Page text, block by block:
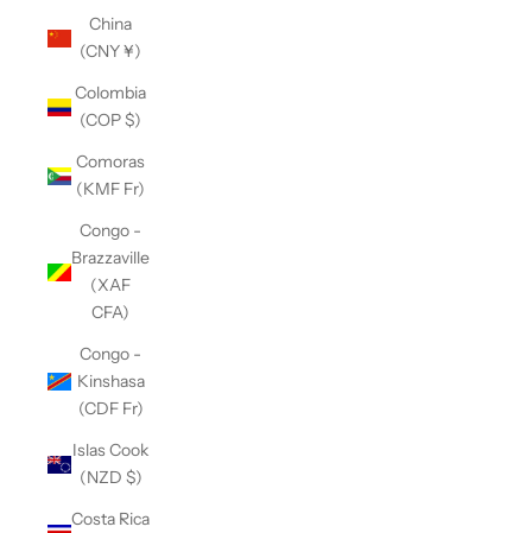
China
(CNY ¥)
Colombia
(COP $)
Comoras
(KMF Fr)
Congo -
Brazzaville
(XAF
CFA)
Congo -
Kinshasa
(CDF Fr)
Islas Cook
(NZD $)
Costa Rica